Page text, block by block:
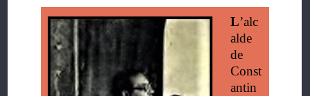
L’alc
alde
de
Const
antin